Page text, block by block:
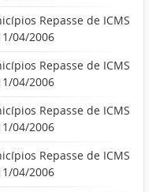
Repasse de ICMS
04/2006
Repasse de ICMS
04/2006
Repasse de ICMS
04/2006
Repasse de ICMS
04/2006